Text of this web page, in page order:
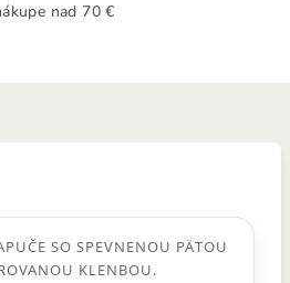
nad 70 €
SO SPEVNENOU PÄTOU
KLENBOU.